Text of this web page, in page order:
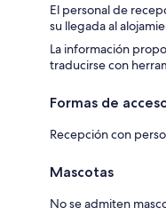
El personal de
su llegada al
La información
traducirse con
Formas de
Recepción con
Mascotas
No se admiten